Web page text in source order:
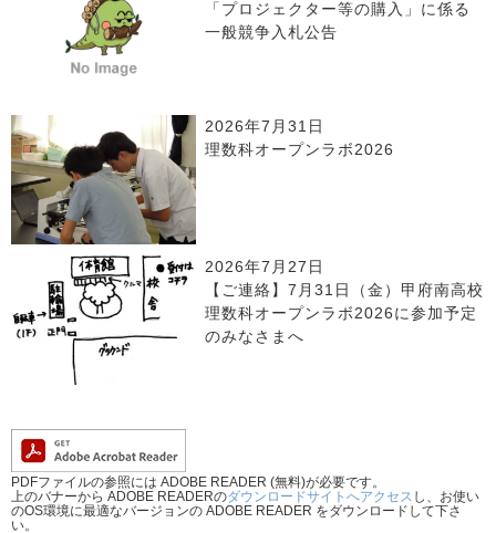
「プロジェクター等の購入」に係る
一般競争入札公告
2026年7月31日
理数科オープンラボ2026
2026年7月27日
【ご連絡】7月31日（金）甲府南高校
理数科オープンラボ2026に参加予定
のみなさまへ
PDFファイルの参照には ADOBE READER (無料)が必要です。
上のバナーから ADOBE READERのダウンロードサイトへアクセス し、お使い
のOS環境に最適なバージョンの ADOBE READER をダウンロードして下さ
い。